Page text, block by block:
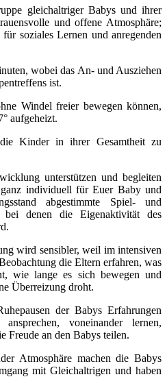
gleichaltriger Babys und ihrer
und offene Atmosphäre;
soziales Lernen und anregenden
wobei das An- und Ausziehen
ist.
Windel freier bewegen können,
aufgeheizt.
Kinder in ihrer Gesamtheit zu
unterstützen und begleiten
individuell für Euer Baby und
abgestimmte Spiel- und
bei denen die Eigenaktivität des
wird sensibler, weil im intensiven
die Eltern erfahren, was
wie lange es sich bewegen und
Überreizung droht.
der Babys Erfahrungen
ansprechen, voneinander lernen,
Freude an den Babys teilen.
Atmosphäre machen die Babys
mit Gleichaltrigen und haben